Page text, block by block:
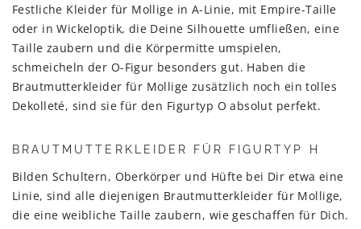
Festliche Kleider für Mollige in A-Linie, mit Empire-Taille
oder in Wickeloptik, die Deine Silhouette umfließen, eine
Taille zaubern und die Körpermitte umspielen,
schmeicheln der O-Figur besonders gut. Haben die
Brautmutterkleider für Mollige zusätzlich noch ein tolles
Dekolleté, sind sie für den Figurtyp O absolut perfekt.
BRAUTMUTTERKLEIDER FÜR FIGURTYP H
Bilden Schultern, Oberkörper und Hüfte bei Dir etwa eine
Linie, sind alle diejenigen Brautmutterkleider für Mollige,
die eine weibliche Taille zaubern, wie geschaffen für Dich.